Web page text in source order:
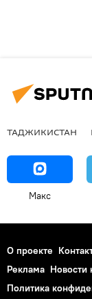
ТАДЖИКИСТАН
Макс
О проекте
Реклама Новости
Политика